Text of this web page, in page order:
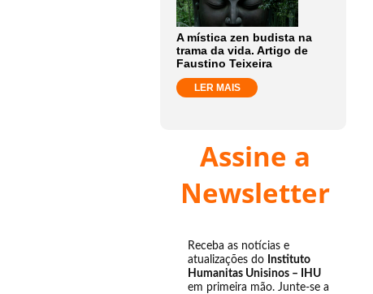
A mística zen budista na
trama da vida. Artigo de
Faustino Teixeira
LER MAIS
Assine a
Newsletter
Receba as notícias e
atualizações do Instituto
Humanitas Unisinos – IHU
em primeira mão. Junte-se a